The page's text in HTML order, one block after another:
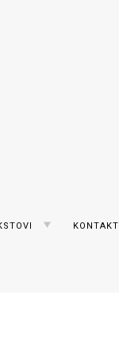
TOGGLE
CHILD
KONTAKT